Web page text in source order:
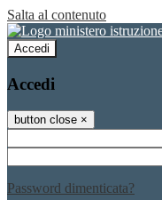
Salta al contenuto
Accedi
Accedi
button close ×
Password dimenticata?